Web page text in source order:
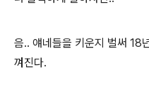
음.. 얘네들을 키운지 벌써 18
껴진다.